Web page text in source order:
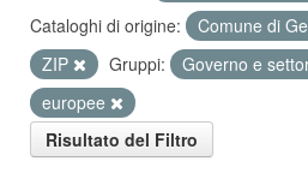
Cataloghi di origine:
Comune di
ZIP
Gruppi: Governo e
europee
Risultato del Filtro